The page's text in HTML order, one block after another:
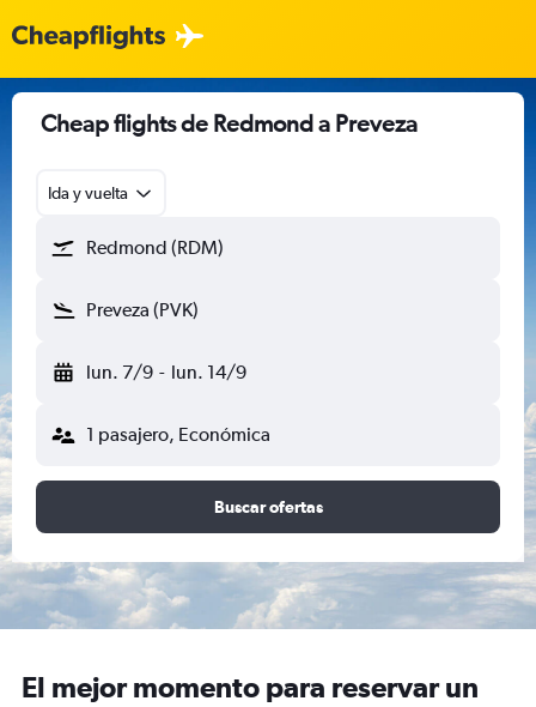
Cheap flights de Redmond a Preveza
Ida y vuelta
Redmond (RDM)
Preveza (PVK)
lun. 7/9 - lun. 14/9
1 pasajero, Económica
Buscar ofertas
El mejor momento para reservar un